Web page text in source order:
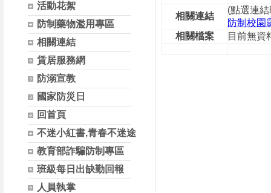
活動花絮
防制藥物濫用專區
相關連結
賃居服務網
防溺宣教
國家防災日
回首頁
不迷小紅書,青春不迷途
教育部詐騙防制專區
班級每日出缺勤回報
人員執掌
相關連結
(點選連
防制校園
相關檔案
目前無資